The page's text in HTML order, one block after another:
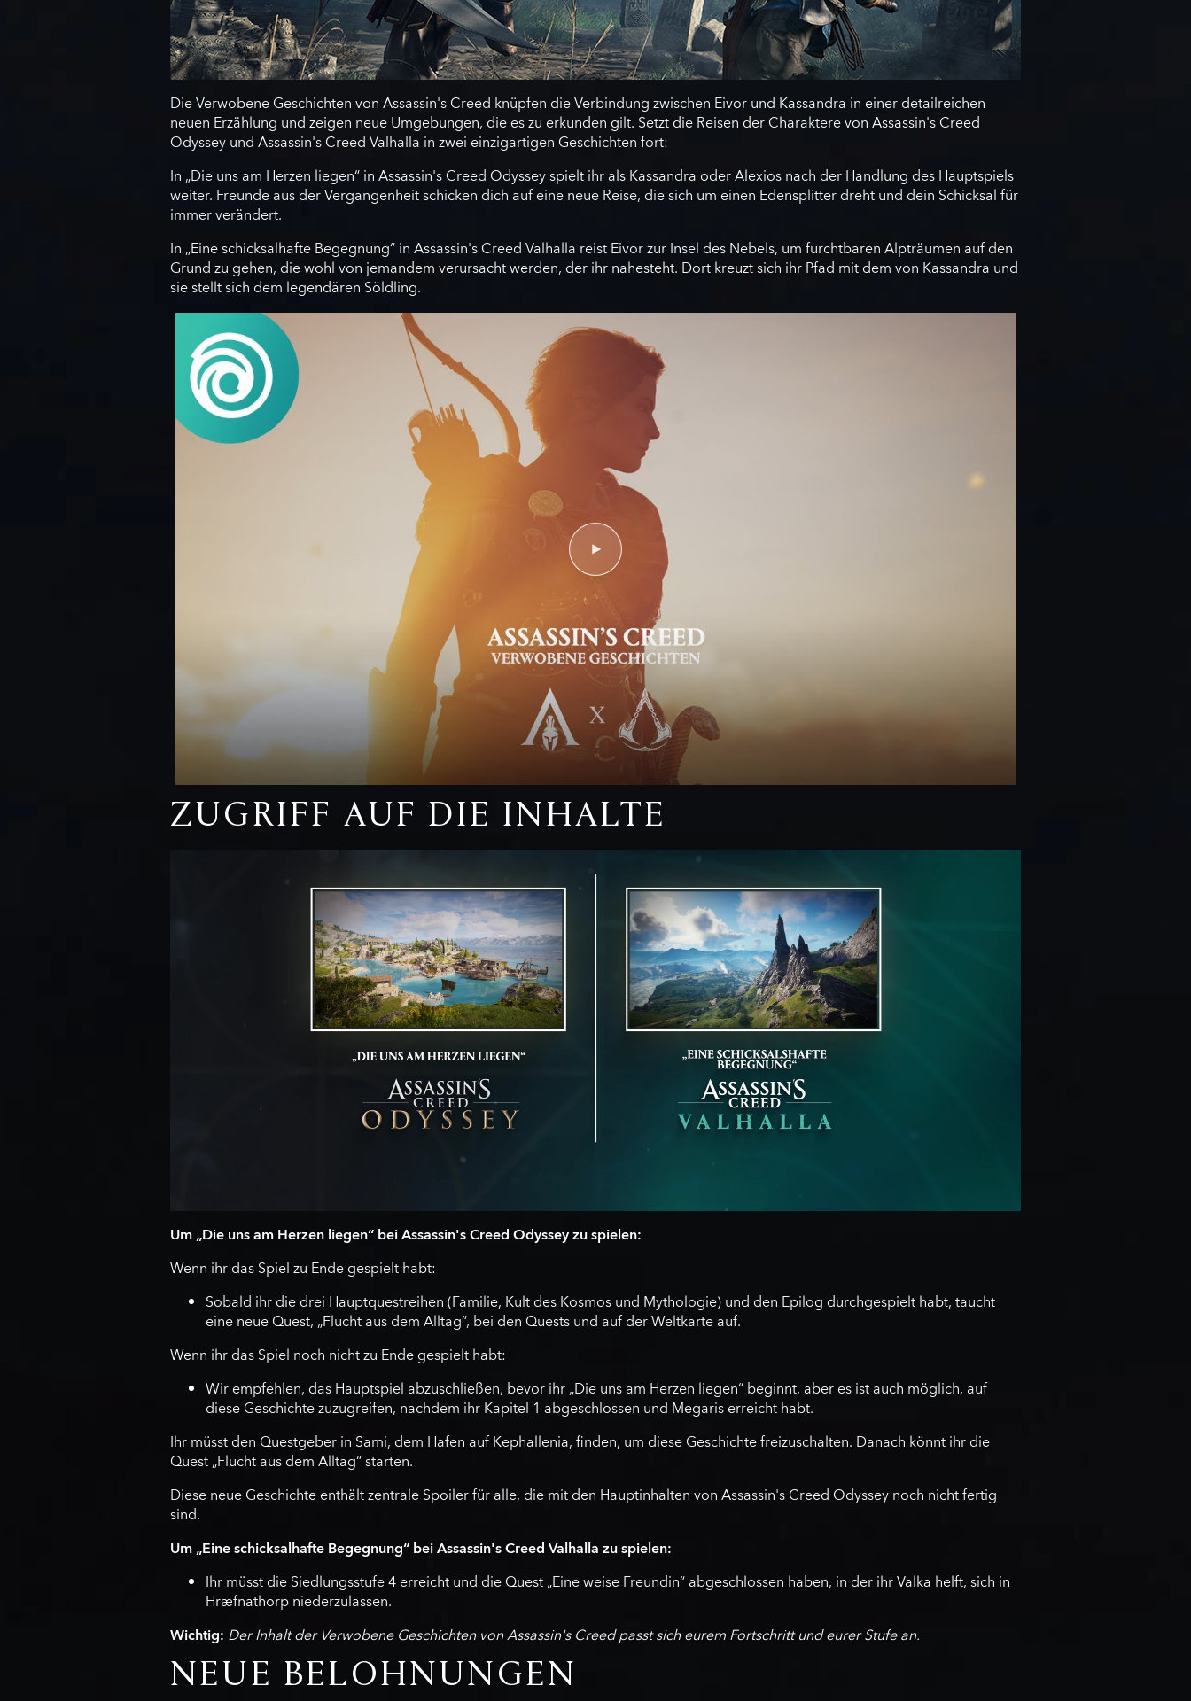
Die Verwobene Geschichten von Assassin's Creed knüpfen die Verbindung zwischen Eivor und Kassandra in einer detailreichen
neuen Erzählung und zeigen neue Umgebungen, die es zu erkunden gilt. Setzt die Reisen der Charaktere von Assassin's Creed
Odyssey und Assassin's Creed Valhalla in zwei einzigartigen Geschichten fort:
In „Die uns am Herzen liegen“ in Assassin's Creed Odyssey spielt ihr als Kassandra oder Alexios nach der Handlung des Hauptspiels
weiter. Freunde aus der Vergangenheit schicken dich auf eine neue Reise, die sich um einen Edensplitter dreht und dein Schicksal für
immer verändert.
In „Eine schicksalhafte Begegnung“ in Assassin's Creed Valhalla reist Eivor zur Insel des Nebels, um furchtbaren Alpträumen auf den
Grund zu gehen, die wohl von jemandem verursacht werden, der ihr nahesteht. Dort kreuzt sich ihr Pfad mit dem von Kassandra und
sie stellt sich dem legendären Söldling.
ZUGRIFF AUF DIE INHALTE
Um „Die uns am Herzen liegen“ bei Assassin's Creed Odyssey zu spielen:
Wenn ihr das Spiel zu Ende gespielt habt:
Sobald ihr die drei Hauptquestreihen (Familie, Kult des Kosmos und Mythologie) und den Epilog durchgespielt habt, taucht
eine neue Quest, „Flucht aus dem Alltag“, bei den Quests und auf der Weltkarte auf.
Wenn ihr das Spiel noch nicht zu Ende gespielt habt:
Wir empfehlen, das Hauptspiel abzuschließen, bevor ihr „Die uns am Herzen liegen“ beginnt, aber es ist auch möglich, auf
diese Geschichte zuzugreifen, nachdem ihr Kapitel 1 abgeschlossen und Megaris erreicht habt.
Ihr müsst den Questgeber in Sami, dem Hafen auf Kephallenia, finden, um diese Geschichte freizuschalten. Danach könnt ihr die
Quest „Flucht aus dem Alltag“ starten.
Diese neue Geschichte enthält zentrale Spoiler für alle, die mit den Hauptinhalten von Assassin's Creed Odyssey noch nicht fertig
sind.
Um „Eine schicksalhafte Begegnung“ bei Assassin's Creed Valhalla zu spielen:
Ihr müsst die Siedlungsstufe 4 erreicht und die Quest „Eine weise Freundin“ abgeschlossen haben, in der ihr Valka helft, sich in
Hræfnathorp niederzulassen.
Wichtig: Der Inhalt der Verwobene Geschichten von Assassin's Creed passt sich eurem Fortschritt und eurer Stufe an.
NEUE BELOHNUNGEN